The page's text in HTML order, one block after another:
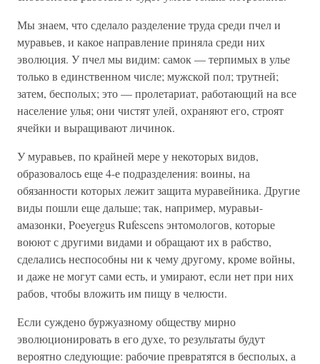
Мы знаем, что сделало разделение труда среди пчел и
муравьев, и какое направление приняла среди них
эволюция. У пчел мы видим: самок — терпимых в улье
только в единственном числе; мужской пол; трутней;
затем, бесполых; это — пролетариат, работающий на все
население улья; они чистят улей, охраняют его, строят
ячейки и выращивают личинок.
У муравьев, по крайней мере у некоторых видов,
образовалось еще 4-е подразделения: воины, на
обязанности которых лежит защита муравейника. Другие
виды пошли еще дальше; так, например, муравьи-
амазонки, Poeyergus Rufescens энтомологов, которые
воюют с другими видами и обращают их в рабство,
сделались неспособны ни к чему другому, кроме войны,
и даже не могут сами есть, и умирают, если нет при них
рабов, чтобы вложить им пищу в челюсти.
Если суждено буржуазному обществу мирно
эволюционировать в его духе, то результаты будут
вероятно следующие: рабочие превратятся в бесполых, а